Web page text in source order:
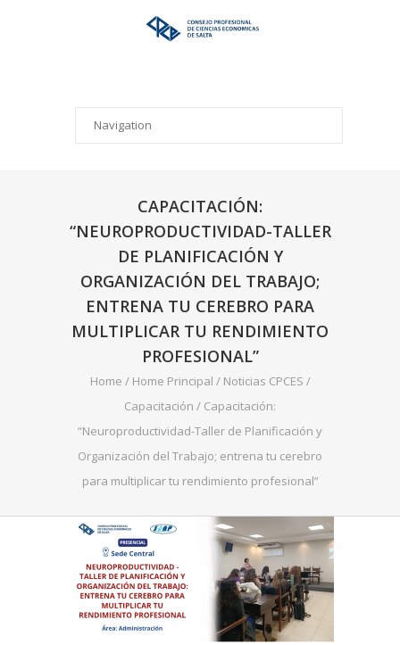
CAPACITACIÓN:
“NEUROPRODUCTIVIDAD-TALLER
DE PLANIFICACIÓN Y
ORGANIZACIÓN DEL TRABAJO;
ENTRENA TU CEREBRO PARA
MULTIPLICAR TU RENDIMIENTO
PROFESIONAL”
Home / Home Principal / Noticias CPCES /
Capacitación / Capacitación:
“Neuroproductividad-Taller de Planificación y
Organización del Trabajo; entrena tu cerebro
para multiplicar tu rendimiento profesional”